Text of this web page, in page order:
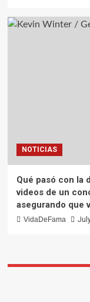
NOTICIAS
Qué pasó con la
videos de un
asegurando que
VidaDeFama